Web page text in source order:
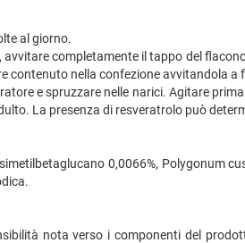
al giorno.
completamente il tappo del
contenuto nella confezione avvitandola a
e spruzzare nelle narici. Agitare
La presenza di resveratrolo può
0,0066%, Polygonum
nota verso i componenti del